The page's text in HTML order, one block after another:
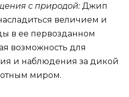
с природой:Джип
величием и
в ее первозданном
возможность для
и наблюдения за дикой
миром.